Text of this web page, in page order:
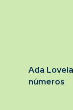
Ada
números